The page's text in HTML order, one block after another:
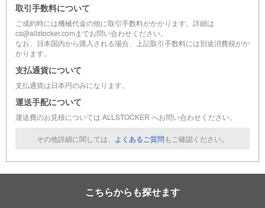
取引手数料について
ご成約時には機械代金の他に取引手数料がかかります。詳細は
cs@allstocker.comまでお問い合わせください。
なお、日本国内から購入される場合、上記取引手数料には別途消費税がか
かります。
支払通貨について
支払通貨は日本円のみになります。
運送手配について
運送費のお見積については ALLSTOCKER へお問い合わせください。
その他詳細に関しては、 よくあるご質問もご確認ください。
こちらからも探せます